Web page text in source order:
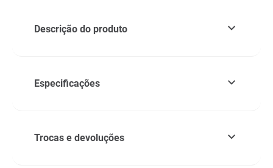
Descrição do produto
Especificações
Trocas e devoluções